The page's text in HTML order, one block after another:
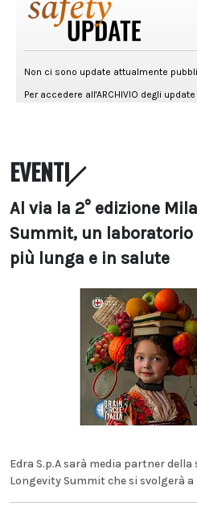
EVENTI
Al via la 2° edizione
Summit, un
più lunga e in salute
Edra S.p.A sarà media partner
Longevity Summit che si svolgerà a